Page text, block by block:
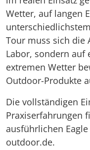
Wetter, auf langen
Tour muss sich die
Labor, sondern auf
extremen Wetter
Outdoor-Produkte
Die vollständigen
Praxiserfahrungen
ausführlichen
outdoor.de.